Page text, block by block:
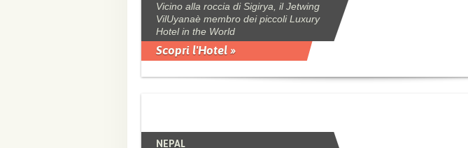
Vicino alla roccia di Sigirya, il Jetwing
VilUyanaè membro dei piccoli Luxury
Hotel in the World
Scopri l'Hotel »
NEPAL